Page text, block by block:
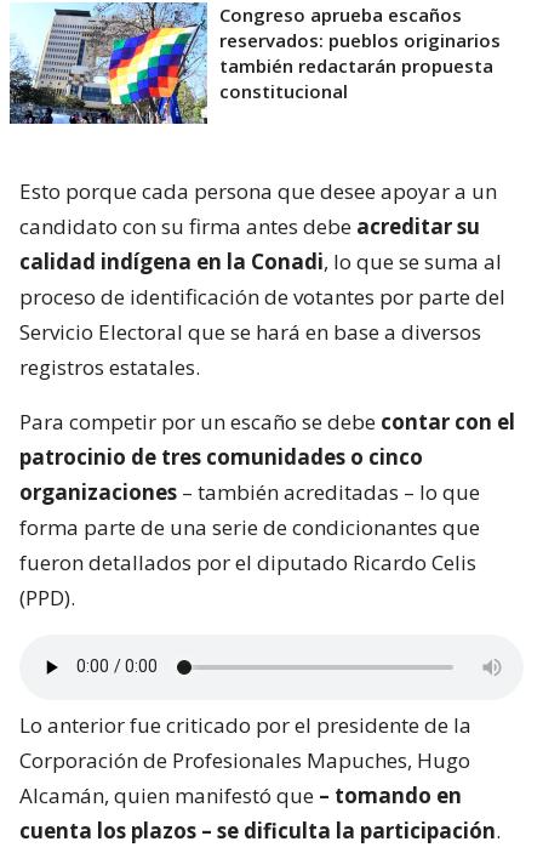
Congreso aprueba escaños
reservados: pueblos originarios
también redactarán propuesta
constitucional
Esto porque cada persona que desee apoyar a un
candidato con su firma antes debe acreditar su
calidad indígena en la Conadi, lo que se suma al
proceso de identificación de votantes por parte del
Servicio Electoral que se hará en base a diversos
registros estatales.
Para competir por un escaño se debe contar con el
patrocinio de tres comunidades o cinco
organizaciones – también acreditadas – lo que
forma parte de una serie de condicionantes que
fueron detallados por el diputado Ricardo Celis
(PPD).
Lo anterior fue criticado por el presidente de la
Corporación de Profesionales Mapuches, Hugo
Alcamán, quien manifestó que – tomando en
cuenta los plazos – se dificulta la participación.